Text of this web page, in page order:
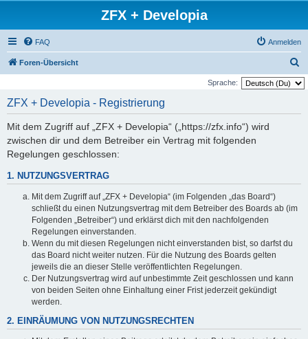
ZFX + Developia
FAQ Anmelden
Foren-Übersicht
u
Sprache:
ZFX + Developia - Registrierung
Mit dem Zugriff auf „ZFX + Developia“ („https://zfx.info“) wird
zwischen dir und dem Betreiber ein Vertrag mit folgenden
Regelungen geschlossen:
1. NUTZUNGSVERTRAG
Mit dem Zugriff auf „ZFX + Developia“ (im Folgenden „das Board“)
schließt du einen Nutzungsvertrag mit dem Betreiber des Boards ab (im
Folgenden „Betreiber“) und erklärst dich mit den nachfolgenden
Regelungen einverstanden.
Wenn du mit diesen Regelungen nicht einverstanden bist, so darfst du
das Board nicht weiter nutzen. Für die Nutzung des Boards gelten
jeweils die an dieser Stelle veröffentlichten Regelungen.
Der Nutzungsvertrag wird auf unbestimmte Zeit geschlossen und kann
von beiden Seiten ohne Einhaltung einer Frist jederzeit gekündigt
werden.
2. EINRÄUMUNG VON NUTZUNGSRECHTEN